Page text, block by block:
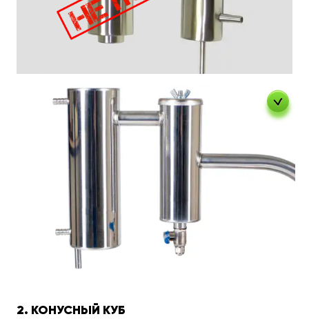
2. КОНУСНЫЙ КУБ